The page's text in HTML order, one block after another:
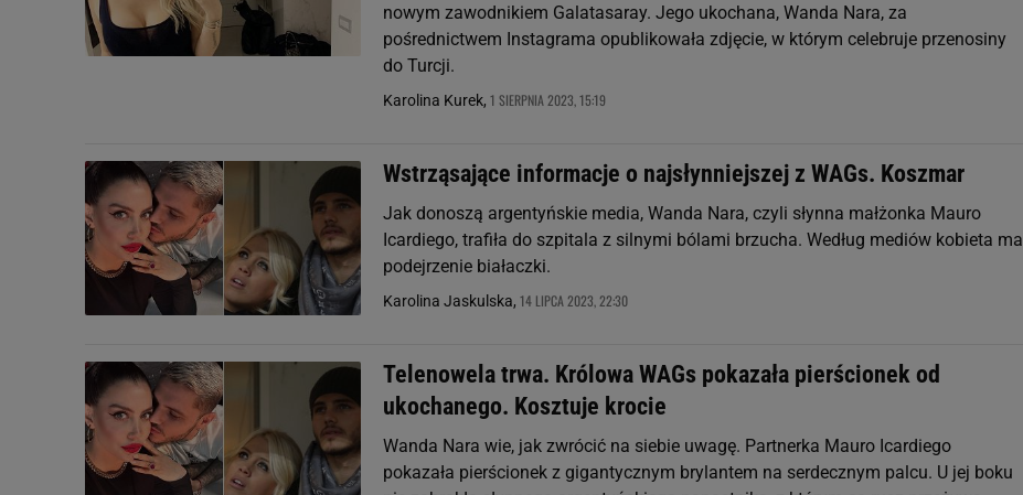
nowym zawodnikiem Galatasaray. Jego ukochana, Wanda Nara, za
pośrednictwem Instagrama opublikowała zdjęcie, w którym celebruje przenosiny
do Turcji.
Karolina Kurek, 1 SIERPNIA 2023, 15:19
Wstrząsające informacje o najsłynniejszej z WAGs. Koszmar
Jak donoszą argentyńskie media, Wanda Nara, czyli słynna małżonka Mauro
Icardiego, trafiła do szpitala z silnymi bólami brzucha. Według mediów kobieta ma
podejrzenie białaczki.
Karolina Jaskulska, 14 LIPCA 2023, 22:30
Telenowela trwa. Królowa WAGs pokazała pierścionek od
ukochanego. Kosztuje krocie
Wanda Nara wie, jak zwrócić na siebie uwagę. Partnerka Mauro Icardiego
pokazała pierścionek z gigantycznym brylantem na serdecznym palcu. U jej boku